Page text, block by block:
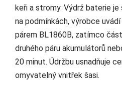
keři a stromy. Výdrž baterie je
na podmínkách, výrobce
párem BL1860B, zatímco
druhého páru akumulátorů
20 minut. Údržbu usnadňuje
omyvatelný vnitřek šasi.